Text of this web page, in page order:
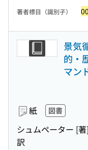
著者標目（識別子）
景気
的・
マン
紙 図書
シュムペーター [
訳